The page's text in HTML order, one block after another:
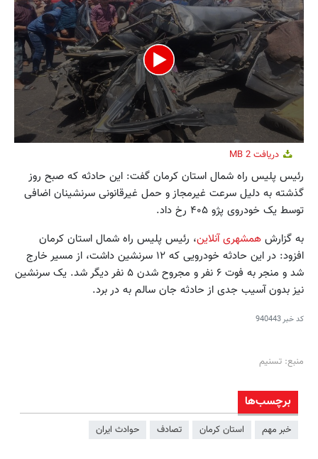
0
seconds
دریافت 2 MB
رئیس پلیس راه شمال استان کرمان گفت: این حادثه که صبح روز
گذشته به دلیل سرعت غیرمجاز و حمل غیرقانونی سرنشینان اضافی
توسط یک خودروی پژو ۴۰۵ رخ داد.
به گزارش همشهری آنلاین، رئیس پلیس راه شمال استان کرمان
افزود: در این حادثه خودرویی که ۱۲ سرنشین داشت، از مسیر خارج
شد و منجر به فوت ۶ نفر و مجروح شدن ۵ نفر دیگر شد. یک سرنشین
نیز بدون آسیب جدی از حادثه جان سالم به در برد.
کد خبر940443
منبع: تسنیم
برچسب‌ها
خبر مهم استان‌ کرمان تصادف حوادث ایران